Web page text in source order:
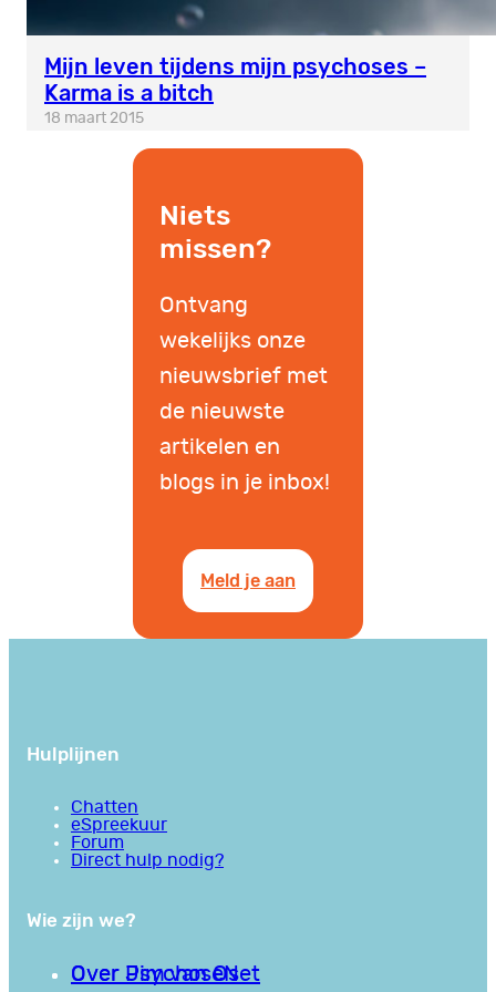
Mijn leven tijdens mijn psychoses –
Karma is a bitch
18 maart 2015
Niets
missen?
Ontvang
wekelijks onze
nieuwsbrief met
de nieuwste
artikelen en
blogs in je inbox!
Meld je aan
Hulplijnen
Chatten
eSpreekuur
Forum
Direct hulp nodig?
Wie zijn we?
Over PsychoseNet
Over Jim van Os